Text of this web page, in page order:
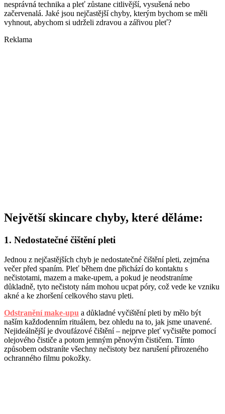
nesprávná technika a pleť zůstane citlivější, vysušená nebo
začervenalá. Jaké jsou nejčastější chyby, kterým bychom se měli
vyhnout, abychom si udrželi zdravou a zářivou pleť?
Reklama
Největší skincare chyby, které děláme:
1. Nedostatečné čištění pleti
Jednou z nejčastějších chyb je nedostatečné čištění pleti, zejména
večer před spaním. Pleť během dne přichází do kontaktu s
nečistotami, mazem a make-upem, a pokud je neodstraníme
důkladně, tyto nečistoty nám mohou ucpat póry, což vede ke vzniku
akné a ke zhoršení celkového stavu pleti.
Odstranění make-upu a důkladné vyčištění pleti by mělo být
naším každodenním rituálem, bez ohledu na to, jak jsme unavené.
Nejideálnější je dvoufázové čištění – nejprve pleť vyčistěte pomocí
olejového čističe a potom jemným pěnovým čističem. Tímto
způsobem odstraníte všechny nečistoty bez narušení přirozeného
ochranného filmu pokožky.